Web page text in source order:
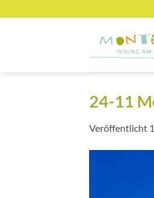
24-11
Veröffentlicht